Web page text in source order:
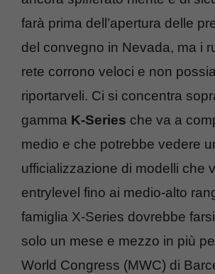
farà prima dell’apertura delle
del convegno in Nevada, ma i
rete corrono veloci e non
riportarveli. Ci si concentra
gamma K-Series che va a
medio e che potrebbe vedere
ufficializzazione di modelli che
entrylevel fino ai medio-alto
famiglia X-Series dovrebbe
solo un mese e mezzo in più
World Congress (MWC) di